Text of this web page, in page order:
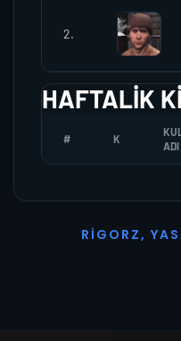
2.
HAFTALIK
# K
ADI
R I G O R Z, YAS